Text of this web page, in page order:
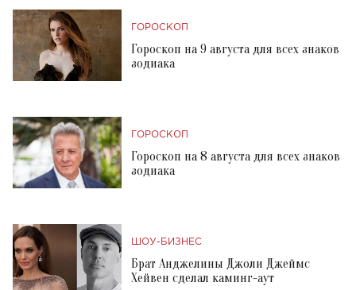
ГОРОСКОП
Гороскоп на 9 августа для всех знаков
зодиака
ГОРОСКОП
Гороскоп на 8 августа для всех знаков
зодиака
ШОУ-БИЗНЕС
Брат Анджелины Джоли Джеймс
Хейвен сделал каминг-аут